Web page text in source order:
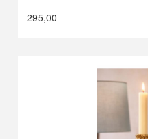
295,00